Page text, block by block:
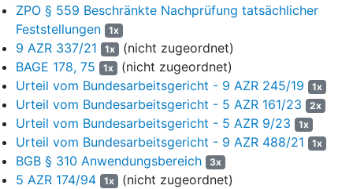
(2)
Der vom Ausbildenden bezahlte Gesamtbetrag,
bestehend aus der Studienzulage (§ 6 Abs. 2 des
Vertrages), dem Studienentgelt (§ 6 Abs. 4 des
Vertrages), den Studiengebühren (§ 6 Abs. 5 des
Vertrages) sowie den notwendigen Fahrt- und
Unterkunftskosten beim Besuch einer
auswärtigen Hochschule, ist von den
Studierenden oder den ehemals Studierenden
zurückzuerstatten:
…
ZPO § 559 Beschränkte Nachprüfung tatsächlicher
Feststellungen
1x
9 AZR 337/21 1x (nicht zugeordnet)
BAGE 178, 75
1x (nicht zugeordnet)
Urteil vom Bundesarbeitsgericht - 9 AZR 245/19
1x
Urteil vom Bundesarbeitsgericht - 5 AZR 161/23 2x
Urteil vom Bundesarbeitsgericht - 5 AZR 9/23 1x
Urteil vom Bundesarbeitsgericht - 9 AZR 488/21 1x
BGB § 310 Anwendungsbereich 3x
5 AZR 174/94 1x (nicht zugeordnet)